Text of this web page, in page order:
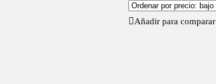
Añadir para comparar